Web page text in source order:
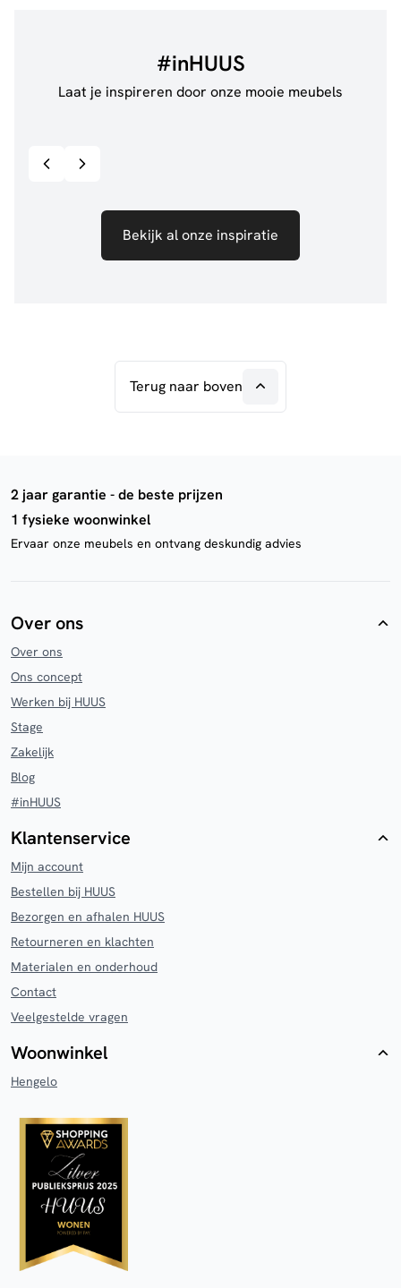
#inHUUS
Laat je inspireren door onze mooie meubels
Bekijk al onze inspiratie
Terug naar boven
2 jaar garantie - de beste prijzen
1 fysieke woonwinkel
Ervaar onze meubels en ontvang deskundig advies
Over ons
Over ons
Ons concept
Werken bij HUUS
Stage
Zakelijk
Blog
#inHUUS
Klantenservice
Mijn account
Bestellen bij HUUS
Bezorgen en afhalen HUUS
Retourneren en klachten
Materialen en onderhoud
Contact
Veelgestelde vragen
Woonwinkel
Hengelo